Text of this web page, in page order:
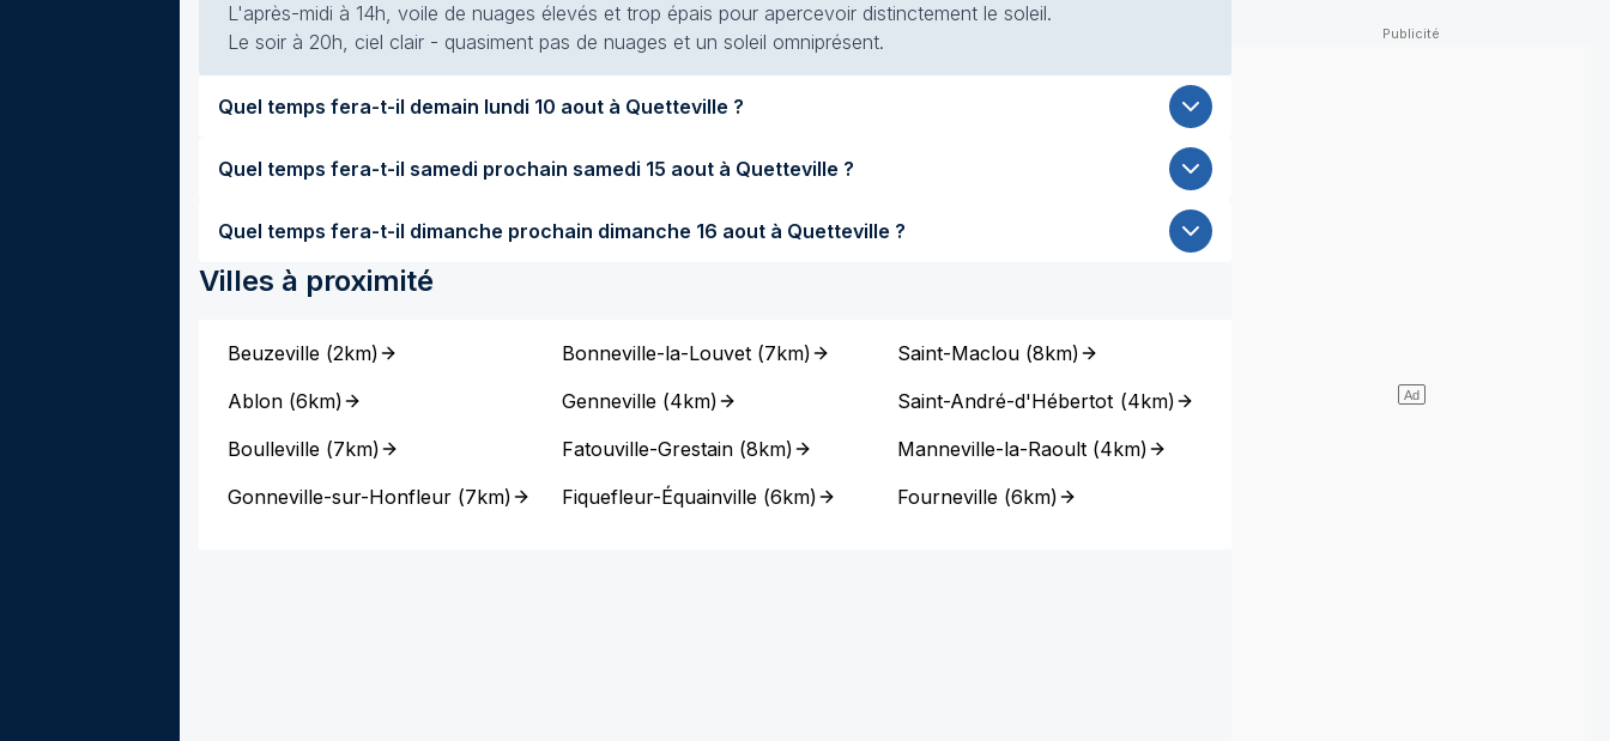
L'après-midi à 14h, voile de nuages élevés et trop épais pour apercevoir distinctement le soleil.
Le soir à 20h, ciel clair - quasiment pas de nuages et un soleil omniprésent.
Quel temps fera-t-il demain lundi 10 aout à Quetteville ?
Quel temps fera-t-il samedi prochain samedi 15 aout à Quetteville ?
Quel temps fera-t-il dimanche prochain dimanche 16 aout à Quetteville ?
Villes à proximité
Beuzeville (2km)
Ablon (6km)
Boulleville (7km)
Gonneville-sur-Honfleur (7km)
Bonneville-la-Louvet (7km)
Genneville (4km)
Fatouville-Grestain (8km)
Fiquefleur-Équainville (6km)
Saint-Maclou(8km)
Saint-André-d'Hébertot (4km)
Manneville-la-Raoult(4km)
Fourneville(6km)